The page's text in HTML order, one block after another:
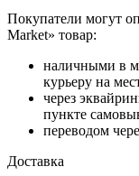
Покупатели могут
Market» товар:
наличными в
курьеру на
через
пункте
переводом
Доставка